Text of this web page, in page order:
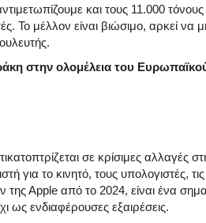
και τους 11.000
Το μέλλον είναι βιώσιμο, αρκεί να
στην ολομέλεια του
σε κρίσιμες αλλαγές
για το κινητό, τους υπολογιστές,
Αpple από το 2024, είναι ένα
ως ενδιαφέρουσες εξαιρέσεις.